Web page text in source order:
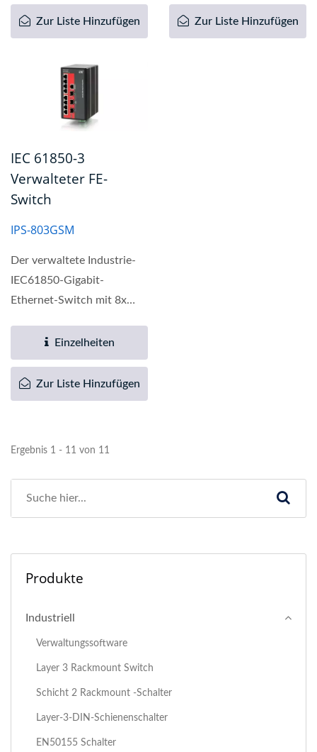
Zur Liste Hinzufügen Zur Liste Hinzufügen
IEC 61850-3
Verwalteter FE-
Switch
IPS-803GSM
Der verwaltete Industrie-
IEC61850-Gigabit-
Ethernet-Switch mit 8x
und 3x 100/1000Mbps...
Einzelheiten
Zur Liste Hinzufügen
Ergebnis 1 - 11 von 11
Produkte
Industriell
Verwaltungssoftware
Layer 3 Rackmount Switch
Schicht 2 Rackmount -Schalter
Layer-3-DIN-Schienenschalter
EN50155 Schalter